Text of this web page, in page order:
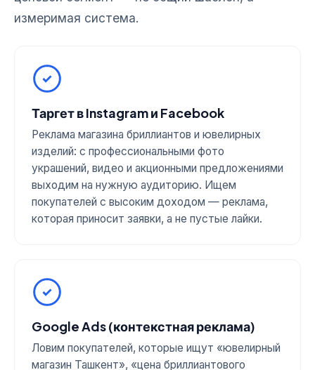
измеримая система.
Таргет в Instagram и Facebook
Реклама магазина бриллиантов и ювелирных
изделий: с профессиональными фото
украшений, видео и акционными предложениями
выходим на нужную аудиторию. Ищем
покупателей с высоким доходом — реклама,
которая приносит заявки, а не пустые лайки.
Google Ads (контекстная реклама)
Ловим покупателей, которые ищут «ювелирный
магазин Ташкент», «цена бриллиантового